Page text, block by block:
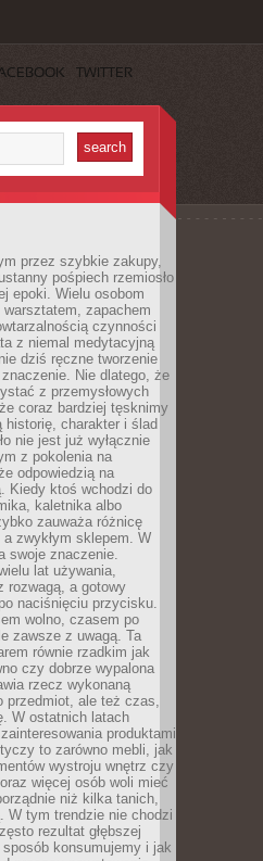
TWITTER
przez szybkie zakupy,
pośpiech rzemiosło
epoki. Wielu osobom
zapachem
czynności
z niemal medytacyjną
dziś ręczne tworzenie
Nie dlatego, że
z przemysłowych
coraz bardziej tęsknimy
charakter i ślad
nie jest już wyłącznie
z pokolenia na
odpowiedzią na
Kiedy ktoś wchodzi do
kaletnika albo
zauważa różnicę
zwykłym sklepem. W
swoje znaczenie.
lat używania,
rozwagą, a gotowy
naciśnięciu przycisku.
wolno, czasem po
zawsze z uwagą. Ta
równie rzadkim jak
czy dobrze wypalona
rzecz wykonaną
przedmiot, ale też czas,
W ostatnich latach
produktami
to zarówno mebli, jak
wystroju wnętrz czy
więcej osób woli mieć
niż kilka tanich,
W tym trendzie nie chodzi
rezultat głębszej
konsumujemy i jak